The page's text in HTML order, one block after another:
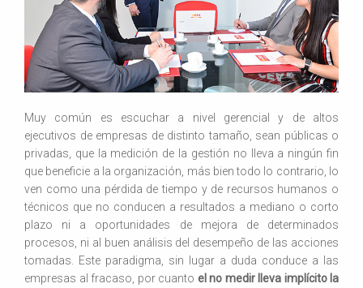
Muy común es escuchar a nivel gerencial y de altos
ejecutivos de empresas de distinto tamaño, sean públicas o
privadas, que la medición de la gestión no lleva a ningún fin
que beneficie a la organización, más bien todo lo contrario, lo
ven como una pérdida de tiempo y de recursos humanos o
técnicos que no conducen a resultados a mediano o corto
plazo ni a oportunidades de mejora de determinados
procesos, ni al buen análisis del desempeño de las acciones
tomadas. Este paradigma, sin lugar a duda conduce a las
empresas al fracaso, por cuanto el no medir lleva implícito la